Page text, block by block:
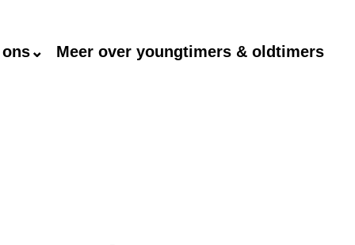
Meer over youngtimers & oldtimers